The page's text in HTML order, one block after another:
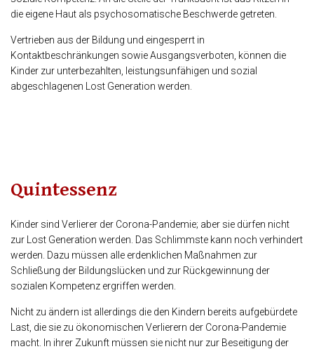
die eigene Haut als psychosomatische Beschwerde getreten.
Vertrieben aus der Bildung und eingesperrt in
Kontaktbeschränkungen sowie Ausgangsverboten, können die
Kinder zur unterbezahlten, leistungsunfähigen und sozial
abgeschlagenen Lost Generation werden.
Quintessenz
Kinder sind Verlierer der Corona-Pandemie; aber sie dürfen nicht
zur Lost Generation werden. Das Schlimmste kann noch verhindert
werden. Dazu müssen alle erdenklichen Maßnahmen zur
Schließung der Bildungslücken und zur Rückgewinnung der
sozialen Kompetenz ergriffen werden.
Nicht zu ändern ist allerdings die den Kindern bereits aufgebürdete
Last, die sie zu ökonomischen Verlierern der Corona-Pandemie
macht. In ihrer Zukunft müssen sie nicht nur zur Beseitigung der